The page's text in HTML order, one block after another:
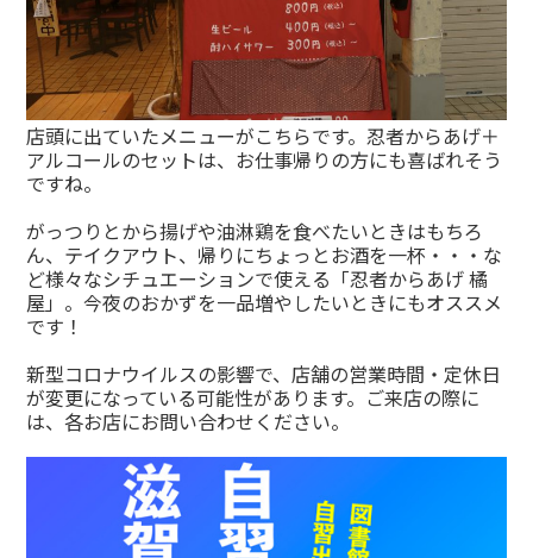
店頭に出ていたメニューがこちらです。忍者からあげ＋
アルコールのセットは、お仕事帰りの方にも喜ばれそう
ですね。
がっつりとから揚げや油淋鶏を食べたいときはもちろ
ん、テイクアウト、帰りにちょっとお酒を一杯・・・な
ど様々なシチュエーションで使える「忍者からあげ 橘
屋」。今夜のおかずを一品増やしたいときにもオススメ
です！
新型コロナウイルスの影響で、店舗の営業時間・定休日
が変更になっている可能性があります。ご来店の際に
は、各お店にお問い合わせください。